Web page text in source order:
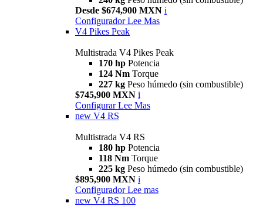
Desde $674,900 MXN i
Configurador Lee Mas
V4 Pikes Peak
Multistrada V4 Pikes Peak
170 hp Potencia
124 Nm Torque
227 kg Peso húmedo (sin combustible)
$745,900 MXN i
Configurar Lee Mas
new V4 RS
Multistrada V4 RS
180 hp Potencia
118 Nm Torque
225 kg Peso húmedo (sin combustible)
$895,900 MXN i
Configurador Lee mas
new V4 RS 100